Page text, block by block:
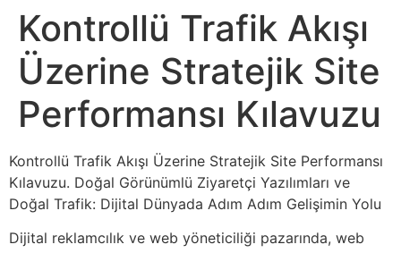
Kontrollü Trafik Akışı
Üzerine Stratejik Site
Performansı Kılavuzu
Kontrollü Trafik Akışı Üzerine Stratejik Site Performansı
Kılavuzu. Doğal Görünümlü Ziyaretçi Yazılımları ve
Doğal Trafik: Dijital Dünyada Adım Adım Gelişimin Yolu
Dijital reklamcılık ve web yöneticiliği pazarında, web